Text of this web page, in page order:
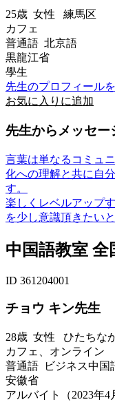
25歳 女性 練馬区
カフェ
普通語 北京語
黒龍江省
學生
先生のプロフィール
お気に入りに追加
先生からメッセー
言葉は単なるコミュ
化への理解と共に自
す。
楽しくレベルアップ
を少し意識頂きたい
中国語教室 全
ID 361204001
チョウ キン先生
28歳 女性 ひたちな
カフェ、オンライン
普通語 ビジネス中国
安徽省
アルバイト（2023年4